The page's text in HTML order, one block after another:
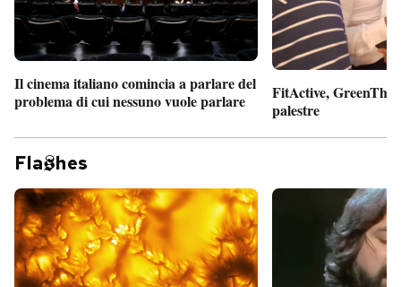
Il cinema italiano comincia a parlare del
problema di cui nessuno vuole parlare
FitActive,
palestre
Fla hes